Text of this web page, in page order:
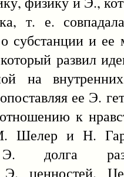
т. е.
субстанции и
развил
на
ее Э.
к
и Н.
долга
Э. ценностей.